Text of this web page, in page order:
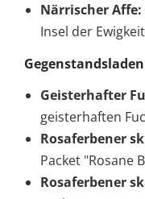
Närrischer Affe:
Insel der
Gegenstandsladen
Geisterhafter
geisterhaften
Rosaferbener
Packet "Rosane
Rosaferbener